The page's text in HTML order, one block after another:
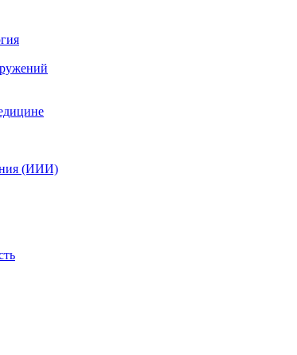
(ИИИ)